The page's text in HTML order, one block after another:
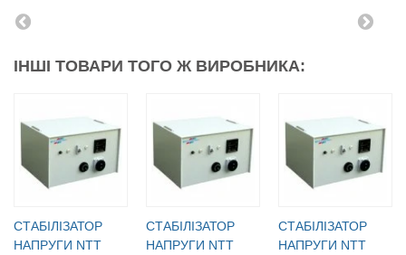
ІНШІ ТОВАРИ ТОГО Ж ВИРОБНИКА:
CТАБІЛІЗАТОР
НАПРУГИ NTT
CТАБІЛІЗАТОР
НАПРУГИ NTT
CТАБІЛІЗАТОР
НАПРУГИ NTT